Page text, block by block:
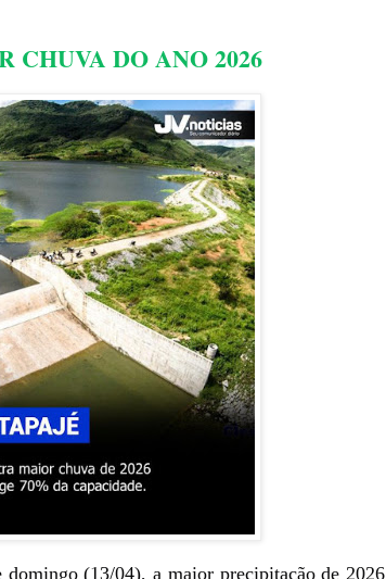
CHUVA DO ANO 2026
(13/04), a maior precipitação de 2026